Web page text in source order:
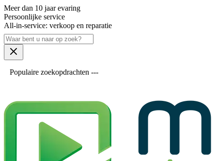
Meer dan 10 jaar evaring
Persoonlijke service
All-in-service: verkoop en reparatie
Populaire zoekopdrachten ---